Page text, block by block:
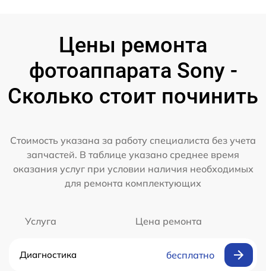
Цены ремонта
фотоаппарата Sony -
Сколько стоит починить
Стоимость указана за работу специалиста без учета
запчастей. В таблице указано среднее время
оказания услуг при условии наличия необходимых
для ремонта комплектующих
Услуга Цена ремонта
Диагностика бесплатно